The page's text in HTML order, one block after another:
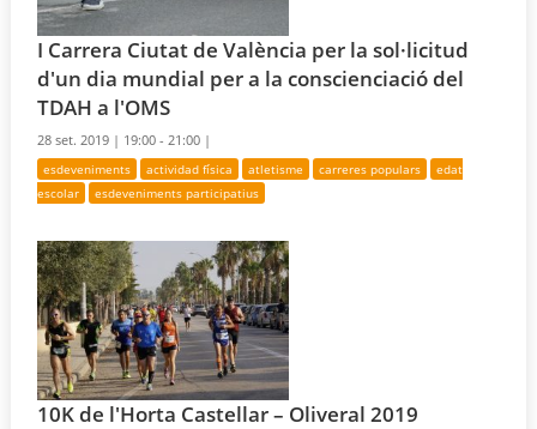
I Carrera Ciutat de València per la sol·licitud
d'un dia mundial per a la conscienciació del
TDAH a l'OMS
28 set. 2019 | 19:00 - 21:00 |
esdeveniments actividad física atletisme carreres populars
edat
escolar
esdeveniments participatius
10K de l'Horta Castellar – Oliveral 2019